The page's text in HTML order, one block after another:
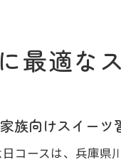
最適な
族向けスイーツ
コースは、兵庫